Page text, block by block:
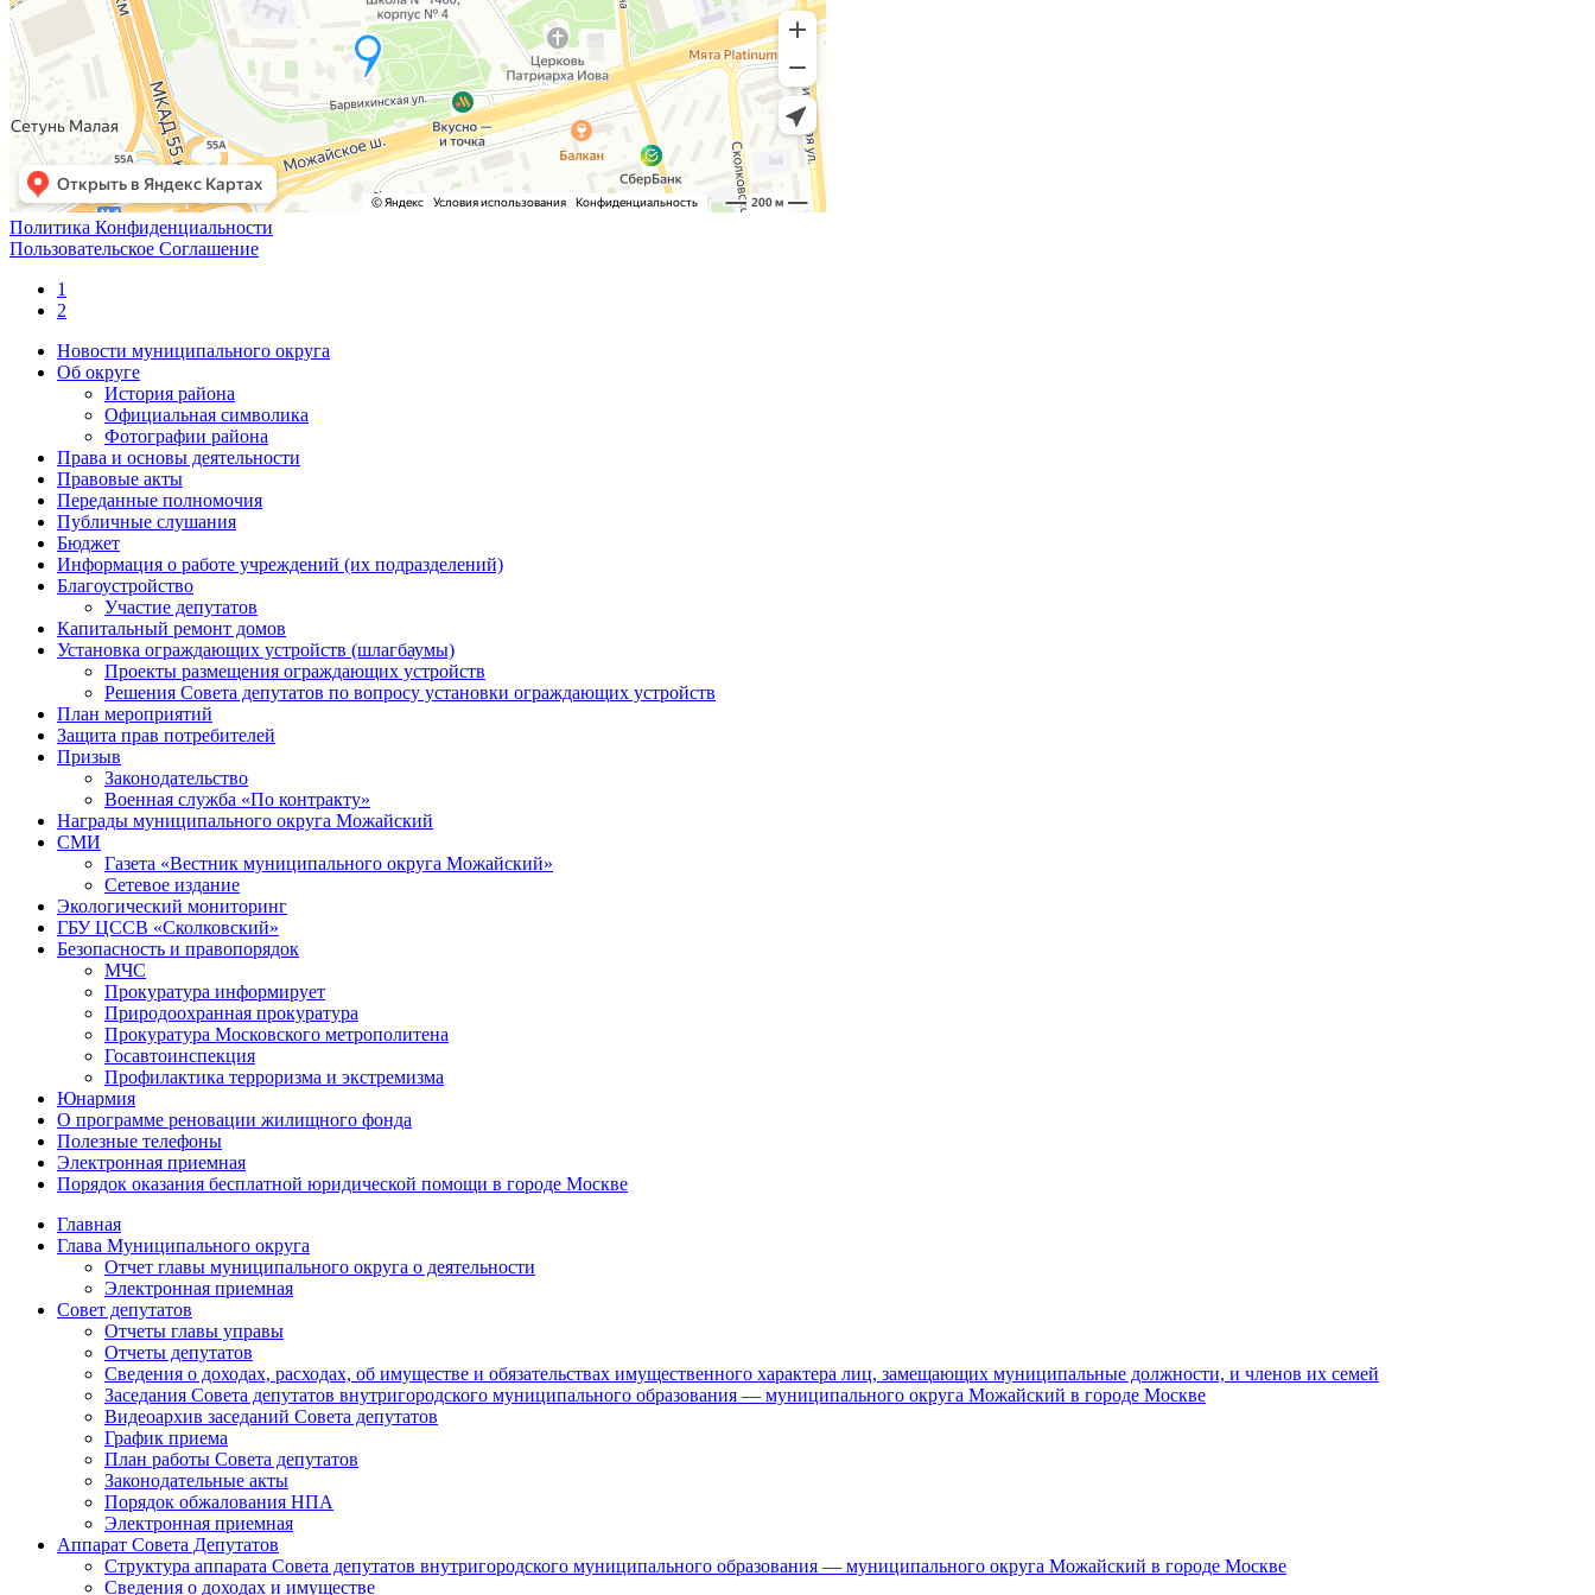
Политика Конфиденциальности
Пользовательское Соглашение
1
2
Новости муниципального округа
Об округе
История района
Официальная символика
Фотографии района
Права и основы деятельности
Правовые акты
Переданные полномочия
Публичные слушания
Бюджет
Информация о работе учреждений (их подразделений)
Благоустройство
Участие депутатов
Капитальный ремонт домов
Установка ограждающих устройств (шлагбаумы)
Проекты размещения ограждающих устройств
Решения Совета депутатов по вопросу установки ограждающих устройств
План мероприятий
Защита прав потребителей
Призыв
Законодательство
Военная служба «По контракту»
Награды муниципального округа Можайский
СМИ
Газета «Вестник муниципального округа Можайский»
Сетевое издание
Экологический мониторинг
ГБУ ЦССВ «Сколковский»
Безопасность и правопорядок
МЧС
Прокуратура информирует
Природоохранная прокуратура
Прокуратура Московского метрополитена
Госавтоинспекция
Профилактика терроризма и экстремизма
Юнармия
О программе реновации жилищного фонда
Полезные телефоны
Электронная приемная
Порядок оказания бесплатной юридической помощи в городе Москве
Главная
Глава Муниципального округа
Отчет главы муниципального округа о деятельности
Электронная приемная
Совет депутатов
Отчеты главы управы
Отчеты депутатов
Сведения о доходах, расходах, об имуществе и обязательствах имущественного характера лиц, замещающих муниципальные должности, и членов их семей
Заседания Совета депутатов внутригородского муниципального образования — муниципального округа Можайский в городе Москве
Видеоархив заседаний Совета депутатов
График приема
План работы Совета депутатов
Законодательные акты
Порядок обжалования НПА
Электронная приемная
Аппарат Совета Депутатов
Структура аппарата Совета депутатов внутригородского муниципального образования — муниципального округа Можайский в городе Москве
Сведения о доходах и имуществе